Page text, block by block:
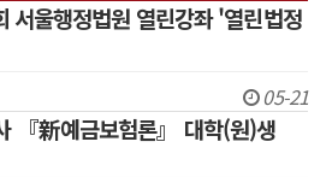
서울행정법원 열린강좌 '열린법정
05-21
『新예금보험론』 대학(원)생